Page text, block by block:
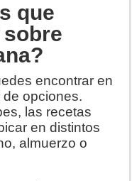
que
sobre
encontrar en
opciones.
las recetas
en distintos
almuerzo o